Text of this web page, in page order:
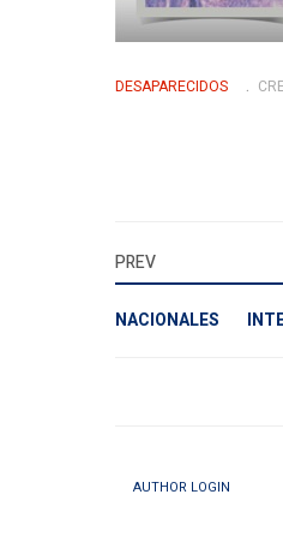
DESAPARECIDOS
PREV
NACIONALES
AUTHOR LOGIN